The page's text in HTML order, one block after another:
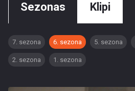
Sezonas Klipi
7. sezona 6. sezona 5. sezona
2. sezona 1. sezona